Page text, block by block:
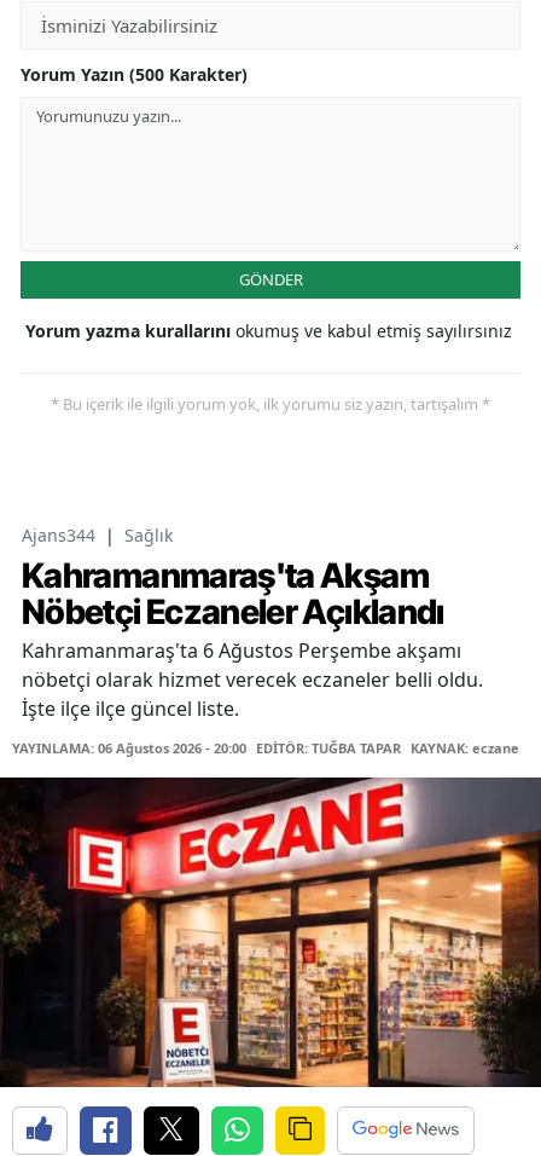
Yorum Yazın (500 Karakter)
GÖNDER
Yorum yazma kurallarını okumuş ve kabul etmiş sayılırsınız
* Bu içerik ile ilgili yorum yok, ilk yorumu siz yazın, tartışalım *
Ajans344 | Sağlık
Kahramanmaraş'ta Akşam
Nöbetçi Eczaneler Açıklandı
Kahramanmaraş'ta 6 Ağustos Perşembe akşamı
nöbetçi olarak hizmet verecek eczaneler belli oldu.
İşte ilçe ilçe güncel liste.
YAYINLAMA: 06 Ağustos 2026 - 20:00 EDİTÖR: TUĞBA TAPAR KAYNAK: eczane